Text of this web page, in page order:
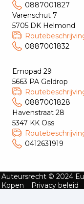
0887001827
Varenschut 7
5705 DK Helmond
0887001832
Emopad 29
5663 PA Geldrop
0887001828
Havenstraat 28
5347 KK Oss
0412631919
Auteursrecht © 2024
Kopen
Privacy beleid